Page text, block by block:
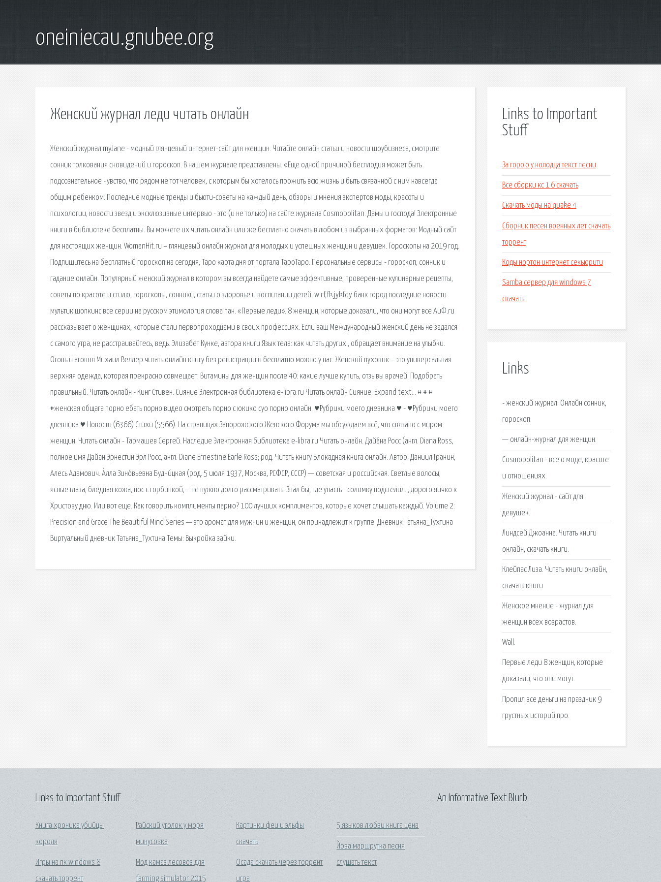
oneiniecau.gnubee.org
Женский журнал леди читать онлайн
Женский журнал myJane - модный глянцевый интернет-сайт для женщин. Читайте онлайн статьи и новости шоубизнеса, смотрите
сонник толкования сновидений и гороскоп. В нашем журнале представлены. «Еще одной причиной бесплодия может быть
подсознательное чувство, что рядом не тот человек, с которым бы хотелось прожить всю жизнь и быть связанной с ним навсегда
общим ребенком. Последние модные тренды и бьюти-советы на каждый день, обзоры и мнения экспертов моды, красоты и
психологии, новости звезд и эксклюзивные интервью - это (и не только) на сайте журнала Cosmopolitan. Дамы и господа! Электронные
книги в библиотеке бесплатны. Вы можете их читать онлайн или же бесплатно скачать в любом из выбранных форматов: Модный сайт
для настоящих женщин. WomanHit.ru – глянцевый онлайн журнал для молодых и успешных женщин и девушек. Гороскопы на 2019 год.
Подпишитесь на бесплатный гороскоп на сегодня, Таро карта дня от портала ТароТаро. Персональные сервисы - гороскоп, сонник и
гадание онлайн. Популярный женский журнал в котором вы всегда найдете самые эффективные, проверенные кулинарные рецепты,
советы по красоте и стилю, гороскопы, сонники, статьи о здоровье и воспитании детей. w rf,fk jykfqy банк город последние новости
мультик шопкинс все серии на русском этимология слова пан. «Первые леди». 8 женщин, которые доказали, что они могут все АиФ.ru
рассказывает о женщинах, которые стали первопроходцами в своих профессиях. Если ваш Международный женский день не задался
с самого утра, не расстраивайтесь, ведь. Элизабет Кунке, автора книги Язык тела: как читать других , обращает внимание на улыбки.
Огонь и агония Михаил Веллер читать онлайн книгу без регистрации и бесплатно можно у нас. Женский пуховик – это универсальная
верхняя одежда, которая прекрасно совмещает. Витамины для женщин после 40: какие лучше купить, отзывы врачей. Подобрать
правильный. Читать онлайн - Кинг Стивен. Сияние Электронная библиотека e-libra.ru Читать онлайн Сияние. Expand text… # # #
#женская общага порно ебать порно видео смотреть порно с юкико суо порно онлайн. ♥Рубрики моего дневника ♥ - ♥Рубрики моего
дневника ♥ Новости (6366) Стихи (5566). На страницах Запорожского Женского Форума мы обсуждаем всё, что связано с миром
женщин. Читать онлайн - Тармашев Сергей. Наследие Электронная библиотека e-libra.ru Читать онлайн. Дайа́на Росс (англ. Diana Ross,
полное имя Дайан Эрнестин Эрл Росс, англ. Diane Ernestine Earle Ross; род. Читать книгу Блокадная книга онлайн. Автор: Даниил Гранин,
Алесь Адамович. А́лла Зино́вьевна Будни́цкая (род. 5 июля 1937, Москва, РСФСР, СССР) — советская и российская. Светлые волосы,
ясные глаза, бледная кожа, нос с горбинкой, – не нужно долго рассматривать. Знал бы, где упасть - соломку подстелил. , дорого яичко к
Христову дню. Или вот еще. Как говорить комплименты парню? 100 лучших комплиментов, которые хочет слышать каждый. Volume 2:
Precision and Grace The Beautiful Mind Series — это аромат для мужчин и женщин, он принадлежит к группе. Дневник Татьяна_Тухтина
Виртуальный дневник Татьяна_Тухтина Темы: Выкройка зайки.
Links to Important
Stuff
За горою у колодца текст песни
Все сборки кс 1 6 скачать
Скачать моды на quake 4
Сборник песен военных лет скачать
торрент
Коды нортон интернет секьюрити
Samba сервер для windows 7
скачать
Links
- женский журнал. Онлайн сонник,
гороскоп.
— онлайн-журнал для женщин.
Cosmopolitan - все о моде, красоте
и отношениях.
Женский журнал - сайт для
девушек.
Линдсей Джоанна. Читать книги
онлайн, скачать книги.
Клейпас Лиза. Читать книги онлайн,
скачать книги
Женское мнение - журнал для
женщин всех возрастов.
Wall.
Первые леди 8 женщин, которые
доказали, что они могут.
Пропил все деньги на праздник 9
грустных историй про.
Links to Important Stuff
Книга хроника убийцы
короля
Игры на пк windows 8
скачать торрент
Райский уголок у моря
минусовка
Мод камаз лесовоз для
farming simulator 2015
Картинки феи и эльфы
скачать
Осада скачать через торрент
игра
5 языков любви книга цена
Йова маршрутка песня
слушать текст
An Informative Text Blurb